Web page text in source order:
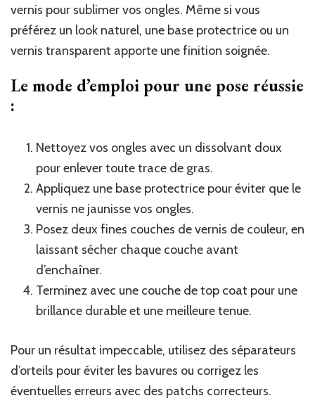
vernis pour sublimer vos ongles. Même si vous
préférez un look naturel, une base protectrice ou un
vernis transparent apporte une finition soignée.
Le mode d’emploi pour une pose réussie
:
Nettoyez vos ongles avec un dissolvant doux
pour enlever toute trace de gras.
Appliquez une base protectrice pour éviter que le
vernis ne jaunisse vos ongles.
Posez deux fines couches de vernis de couleur, en
laissant sécher chaque couche avant
d’enchaîner.
Terminez avec une couche de top coat pour une
brillance durable et une meilleure tenue.
Pour un résultat impeccable, utilisez des séparateurs
d’orteils pour éviter les bavures ou corrigez les
éventuelles erreurs avec des patchs correcteurs.